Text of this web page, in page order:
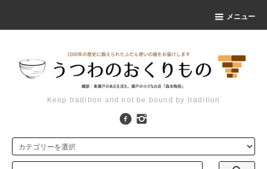
メニュー
Keep tradition and not be bound by tradition